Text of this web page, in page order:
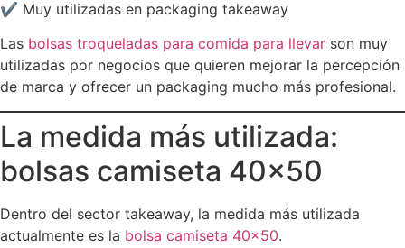
✔ Muy utilizadas en packaging takeaway
Las bolsas troqueladas para comida para llevar son muy
utilizadas por negocios que quieren mejorar la percepción
de marca y ofrecer un packaging mucho más profesional.
La medida más utilizada:
bolsas camiseta 40×50
Dentro del sector takeaway, la medida más utilizada
actualmente es la bolsa camiseta 40×50.